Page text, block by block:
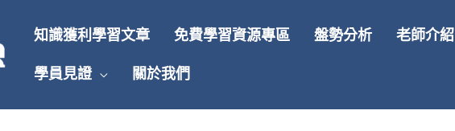
知識獲利學習文章 免費學習資源專區 盤勢分析 老師介紹
學員見證 關於我們